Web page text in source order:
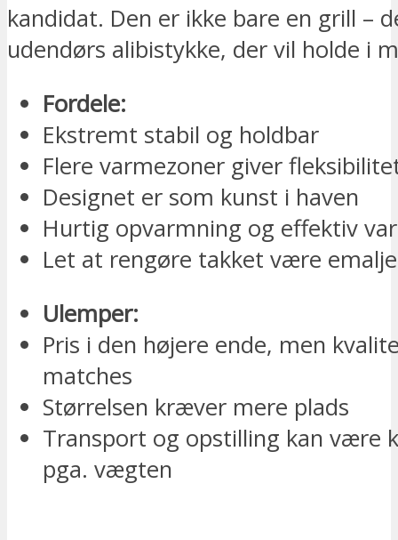
kandidat. Den er ikke bare en grill –
udendørs alibistykke, der vil holde i
Fordele:
Ekstremt stabil og holdbar
Flere varmezoner giver
Designet er som kunst i haven
Hurtig opvarmning og effektiv
Let at rengøre takket være
Ulemper:
Pris i den højere ende, men
matches
Størrelsen kræver mere plads
Transport og opstilling kan være
pga. vægten